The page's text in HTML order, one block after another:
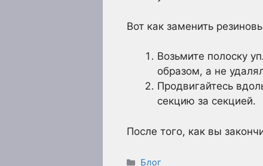
Вот как заменить
Возьмите полоску
образом, а не
Продвигайтесь
секцию за секцией.
После того, как вы
Рубрики
Блог